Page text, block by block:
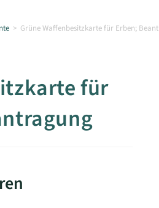
> Grüne Waffenbesitzkarte für Erben;
für